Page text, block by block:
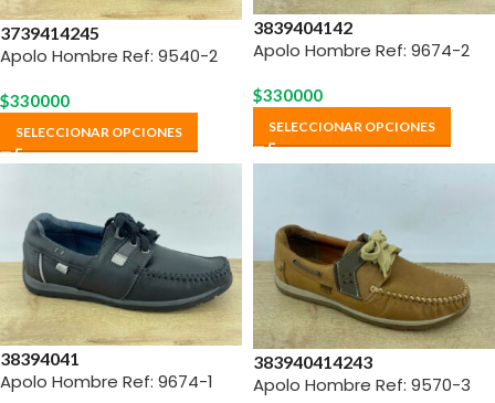
3739414245
Apolo Hombre Ref: 9540-2
$330000
SELECCIONAR OPCIONES
3839404142
Apolo Hombre Ref: 9674-2
$330000
SELECCIONAR OPCIONES
38394041
Apolo Hombre Ref: 9674-1
383940414243
Apolo Hombre Ref: 9570-3